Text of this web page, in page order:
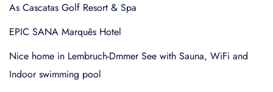
As Cascatas Golf Resort & Spa
EPIC SANA Marquês Hotel
Nice home in Lembruch-Dmmer See with Sauna, WiFi and
Indoor swimming pool